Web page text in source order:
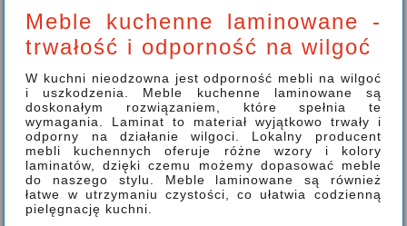
Meble kuchenne laminowane -
trwałość i odporność na wilgoć
W kuchni nieodzowna jest odporność mebli na wilgoć
i uszkodzenia. Meble kuchenne laminowane są
doskonałym rozwiązaniem, które spełnia te
wymagania. Laminat to materiał wyjątkowo trwały i
odporny na działanie wilgoci. Lokalny producent
mebli kuchennych oferuje różne wzory i kolory
laminatów, dzięki czemu możemy dopasować meble
do naszego stylu. Meble laminowane są również
łatwe w utrzymaniu czystości, co ułatwia codzienną
pielęgnację kuchni.